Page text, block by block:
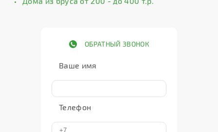
ОБРАТНЫЙ ЗВОНОК
Ваше имя
Телефон